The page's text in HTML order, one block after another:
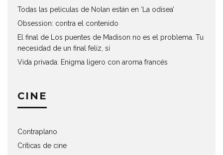
Todas las películas de Nolan están en ‘La odisea’
Obsession: contra el contenido
El final de Los puentes de Madison no es el problema. Tu
necesidad de un final feliz, sí
Vida privada: Enigma ligero con aroma francés
CINE
Contraplano
Críticas de cine